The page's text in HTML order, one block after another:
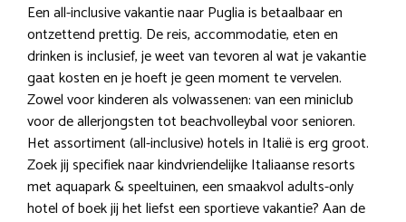
Een all-inclusive vakantie naar Puglia is betaalbaar en
ontzettend prettig. De reis, accommodatie, eten en
drinken is inclusief, je weet van tevoren al wat je vakantie
gaat kosten en je hoeft je geen moment te vervelen.
Zowel voor kinderen als volwassenen: van een miniclub
voor de allerjongsten tot beachvolleybal voor senioren.
Het assortiment (all-inclusive) hotels in Italië is erg groot.
Zoek jij specifiek naar kindvriendelijke Italiaanse resorts
met aquapark & speeltuinen, een smaakvol adults-only
hotel of boek jij het liefst een sportieve vakantie? Aan de